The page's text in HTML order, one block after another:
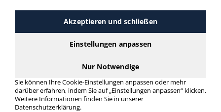
Häufig gesucht
A4
Prospekthüllen
A5
Akzeptieren und schließen
Einstellungen anpassen
Nur Notwendige
Sie können Ihre Cookie-Einstellungen anpassen oder mehr
darüber erfahren, indem Sie auf „Einstellungen anpassen“ klicken.
Weitere Informationen finden Sie in unserer
Datenschutzerklärung.